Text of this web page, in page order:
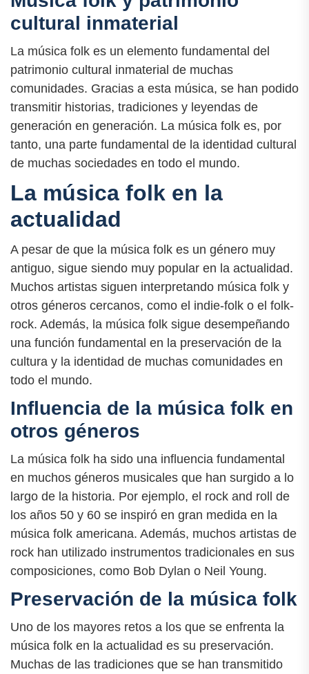
cultural inmaterial
La música folk es un elemento fundamental del
patrimonio cultural inmaterial de muchas
comunidades. Gracias a esta música, se han podido
transmitir historias, tradiciones y leyendas de
generación en generación. La música folk es, por
tanto, una parte fundamental de la identidad cultural
de muchas sociedades en todo el mundo.
La música folk en la
actualidad
A pesar de que la música folk es un género muy
antiguo, sigue siendo muy popular en la actualidad.
Muchos artistas siguen interpretando música folk y
otros géneros cercanos, como el indie-folk o el folk-
rock. Además, la música folk sigue desempeñando
una función fundamental en la preservación de la
cultura y la identidad de muchas comunidades en
todo el mundo.
Influencia de la música folk en
otros géneros
La música folk ha sido una influencia fundamental
en muchos géneros musicales que han surgido a lo
largo de la historia. Por ejemplo, el rock and roll de
los años 50 y 60 se inspiró en gran medida en la
música folk americana. Además, muchos artistas de
rock han utilizado instrumentos tradicionales en sus
composiciones, como Bob Dylan o Neil Young.
Preservación de la música folk
Uno de los mayores retos a los que se enfrenta la
música folk en la actualidad es su preservación.
Muchas de las tradiciones que se han transmitido